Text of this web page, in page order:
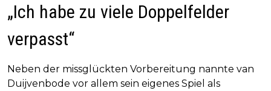
„Ich habe zu viele Doppelfelder
verpasst“
Neben der missglückten Vorbereitung nannte van
Duijvenbode vor allem sein eigenes Spiel als